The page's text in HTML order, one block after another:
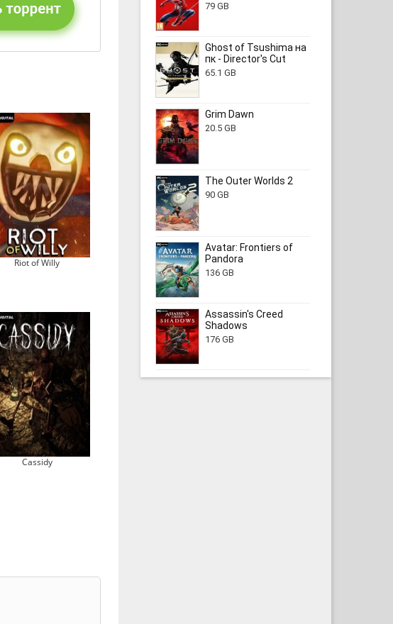
Riot of Willy
Cassidy
79 GB
Ghost of Tsushima на
пк - Director's Cut
65.1 GB
Grim Dawn
20.5 GB
The Outer Worlds 2
90 GB
Avatar: Frontiers of
Pandora
136 GB
Assassin's Creed
Shadows
176 GB